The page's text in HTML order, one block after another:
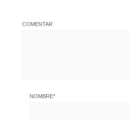
COMENTAR
NOMBRE*